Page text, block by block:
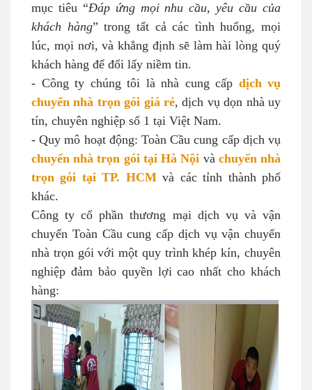
mục tiêu “Đáp ứng mọi nhu cầu, yêu cầu của
khách hàng” trong tất cả các tình huống, mọi
lúc, mọi nơi, và khẳng định sẽ làm hài lòng quý
khách hàng để đổi lấy niềm tin.
- Công ty chúng tôi là nhà cung cấp dịch vụ
chuyển nhà trọn gói giá rẻ, dịch vụ dọn nhà uy
tín, chuyên nghiệp số 1 tại Việt Nam.
- Quy mô hoạt động: Toàn Cầu cung cấp dịch vụ
chuyển nhà trọn gói tại Hà Nội và chuyển nhà
trọn gói tại TP. HCMvà các tỉnh thành phố
khác.
Công ty cổ phần thương mại dịch vụ và vận
chuyển Toàn Cầu cung cấp dịch vụ vận chuyển
nhà trọn gói với một quy trình khép kín, chuyên
nghiệp đảm bảo quyền lợi cao nhất cho khách
hàng: